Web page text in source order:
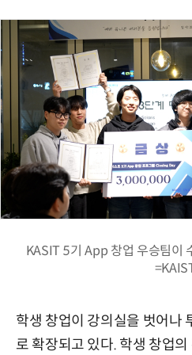
KASIT 5기 App 창업 우승팀이
학생 창업이 강의실을 벗어나
로 확장되고 있다. 학생 창업